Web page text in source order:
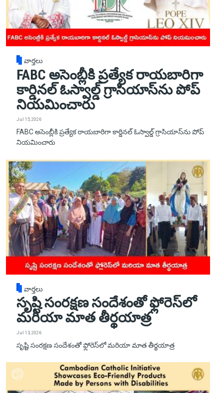
వార్తలు
FABC అసెంబ్లీకి ప్రత్యేక రాయబారిగా
కార్డినల్ ఓస్వాల్డ్ గ్రాసియాస్‌ను పోప్
నియమించారు
Jul 15, 2026
FABC అసెంబ్లీకి ప్రత్యేక రాయబారిగా కార్డినల్ ఓస్వాల్డ్ గ్రాసియాస్‌ను పోప్
నియమించారు
వార్తలు
సృష్టి సంరక్షణ సందేశంతో ఫ్లోరెస్‌లో
మరియా మాత తీర్థయాత్ర
Jul 13, 2026
సృష్టి సంరక్షణ సందేశంతో ఫ్లోరెస్‌లో మరియా మాత తీర్థయాత్ర